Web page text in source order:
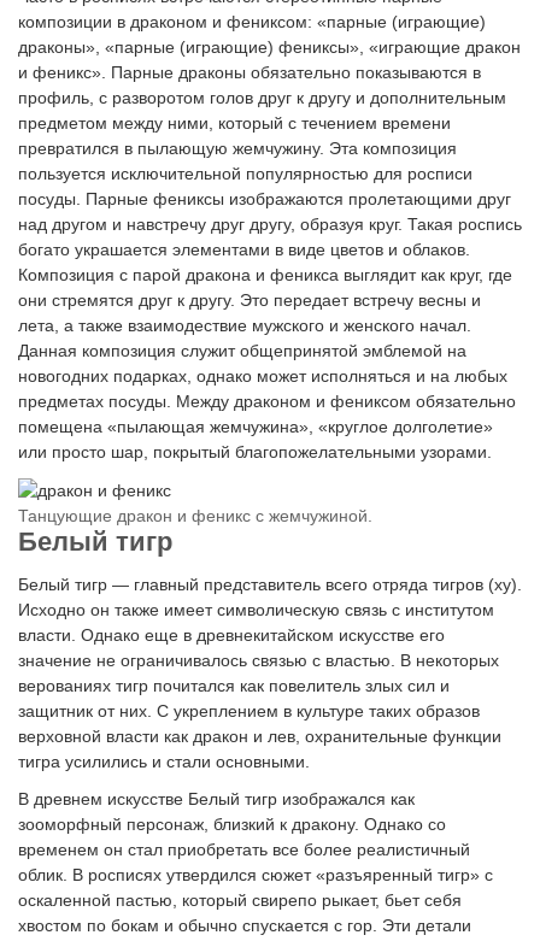
композиции в драконом и фениксом: «парные (играющие)
драконы», «парные (играющие) фениксы», «играющие дракон
и феникс». Парные драконы обязательно показываются в
профиль, с разворотом голов друг к другу и дополнительным
предметом между ними, который с течением времени
превратился в пылающую жемчужину. Эта композиция
пользуется исключительной популярностью для росписи
посуды. Парные фениксы изображаются пролетающими друг
над другом и навстречу друг другу, образуя круг. Такая роспись
богато украшается элементами в виде цветов и облаков.
Композиция с парой дракона и феникса выглядит как круг, где
они стремятся друг к другу. Это передает встречу весны и
лета, а также взаимодествие мужского и женского начал.
Данная композиция служит общепринятой эмблемой на
новогодних подарках, однако может исполняться и на любых
предметах посуды. Между драконом и фениксом обязательно
помещена «пылающая жемчужина», «круглое долголетие»
или просто шар, покрытый благопожелательными узорами.
Танцующие дракон и феникс с жемчужиной.
Белый тигр
Белый тигр — главный представитель всего отряда тигров (ху).
Исходно он также имеет символическую связь с институтом
власти. Однако еще в древнекитайском искусстве его
значение не ограничивалось связью с властью. В некоторых
верованиях тигр почитался как повелитель злых сил и
защитник от них. С укреплением в культуре таких образов
верховной власти как дракон и лев, охранительные функции
тигра усилились и стали основными.
В древнем искусстве Белый тигр изображался как
зооморфный персонаж, близкий к дракону. Однако со
временем он стал приобретать все более реалистичный
облик. В росписях утвердился сюжет «разъяренный тигр» с
оскаленной пастью, который свирепо рыкает, бьет себя
хвостом по бокам и обычно спускается с гор. Эти детали